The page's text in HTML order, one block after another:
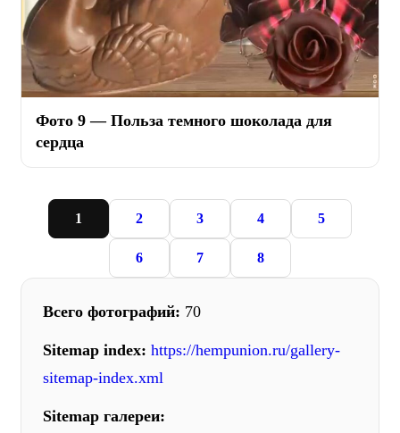
Фото 9 — Польза темного шоколада для
сердца
1 2 3 4 5
6 7 8
Всего фотографий: 70
Sitemap index: https://hempunion.ru/gallery-
sitemap-index.xml
Sitemap галереи: